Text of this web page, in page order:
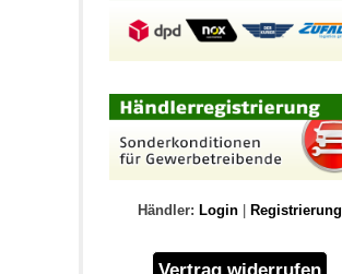
Händler: Login| Registrierung